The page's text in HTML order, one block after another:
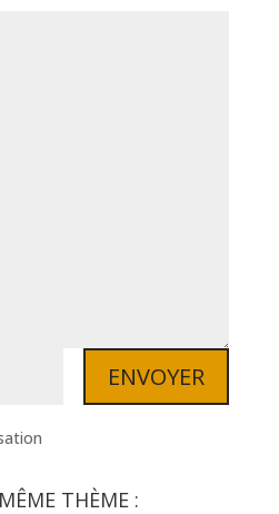
ENVOYER
THÈME :